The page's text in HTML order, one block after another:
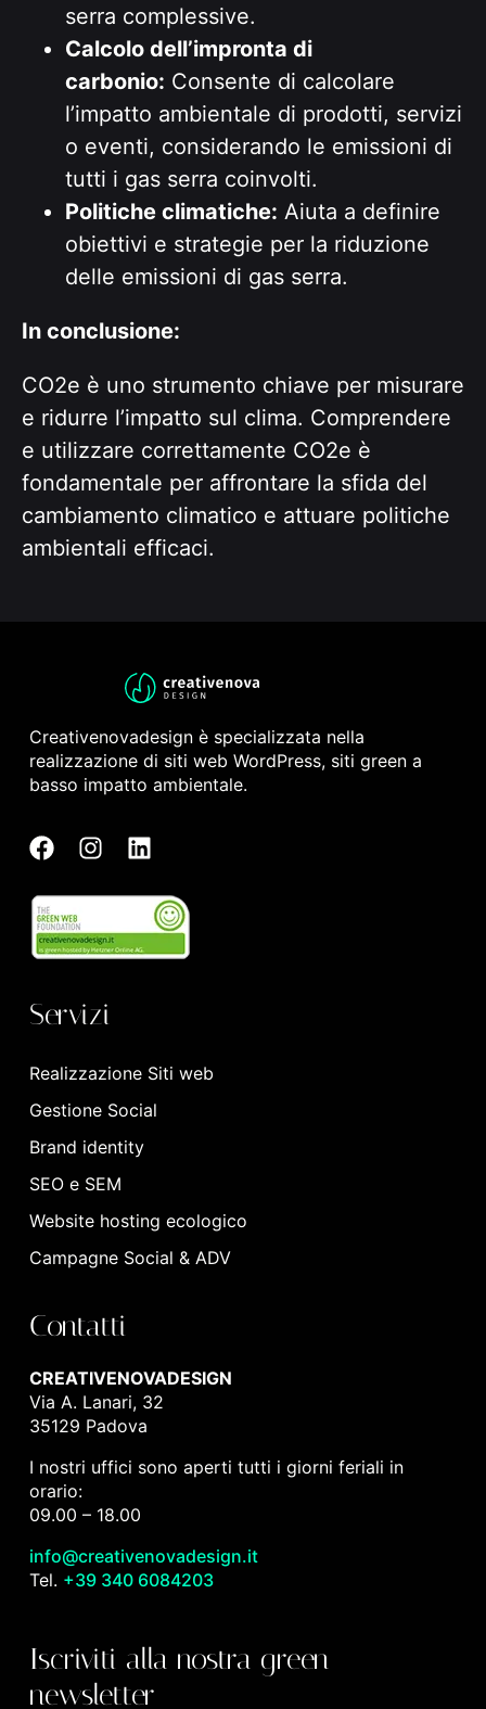
serra complessive.
Calcolo dell’impronta di
carbonio: Consente di calcolare
l’impatto ambientale di prodotti, servizi
o eventi, considerando le emissioni di
tutti i gas serra coinvolti.
Politiche climatiche: Aiuta a definire
obiettivi e strategie per la riduzione
delle emissioni di gas serra.
In conclusione:
CO2e è uno strumento chiave per misurare
e ridurre l’impatto sul clima. Comprendere
e utilizzare correttamente CO2e è
fondamentale per affrontare la sfida del
cambiamento climatico e attuare politiche
ambientali efficaci.
Creativenovadesign è specializzata nella
realizzazione di siti web WordPress, siti green a
basso impatto ambientale.
Servizi
Realizzazione Siti web
Gestione Social
Brand identity
SEO e SEM
Website hosting ecologico
Campagne Social & ADV
Contatti
CREATIVENOVADESIGN
Via A. Lanari, 32
35129 Padova
I nostri uffici sono aperti tutti i giorni feriali in
orario:
09.00 – 18.00
info@creativenovadesign.it
Tel. +39 340 6084203
Iscriviti alla nostra green
newsletter